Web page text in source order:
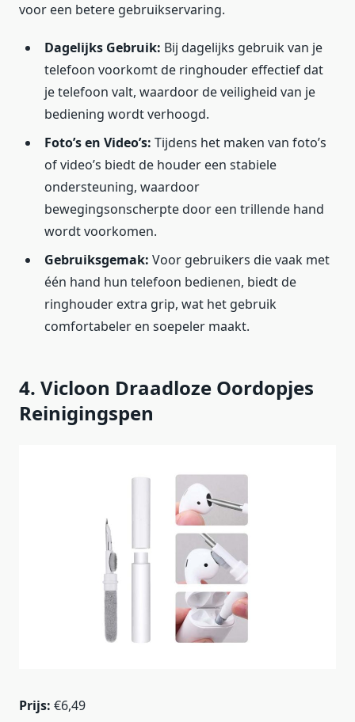
voor een betere gebruikservaring.
Dagelijks Gebruik: Bij dagelijks gebruik van je
telefoon voorkomt de ringhouder effectief dat
je telefoon valt, waardoor de veiligheid van je
bediening wordt verhoogd.
Foto’s en Video’s: Tijdens het maken van foto’s
of video’s biedt de houder een stabiele
ondersteuning, waardoor
bewegingsonscherpte door een trillende hand
wordt voorkomen.
Gebruiksgemak: Voor gebruikers die vaak met
één hand hun telefoon bedienen, biedt de
ringhouder extra grip, wat het gebruik
comfortabeler en soepeler maakt.
4. Vicloon Draadloze Oordopjes
Reinigingspen
Prijs: €6,49